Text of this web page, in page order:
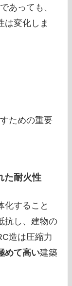
あっても、
は変化しま
ための重要
た耐火性
化すること
抗し、建物の
造は圧縮力
めて高い建築